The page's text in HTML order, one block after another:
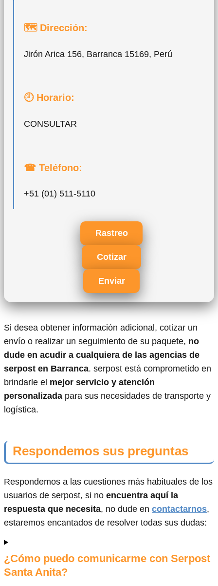
🗺 Dirección:
Jirón Arica 156, Barranca 15169, Perú
🕘 Horario:
CONSULTAR
☎ Teléfono:
+51 (01) 511-5110
Rastreo
Cotizar
Enviar
Si desea obtener información adicional, cotizar un
envío o realizar un seguimiento de su paquete, no
dude en acudir a cualquiera de las agencias de
serpost en Barranca. serpost está comprometido en
brindarle el mejor servicio y atención
personalizada para sus necesidades de transporte y
logística.
Respondemos sus preguntas
Respondemos a las cuestiones más habituales de los
usuarios de serpost, si no encuentra aquí la
respuesta que necesita, no dude en contactarnos,
estaremos encantados de resolver todas sus dudas:
¿Cómo puedo comunicarme con Serpost
Santa Anita?